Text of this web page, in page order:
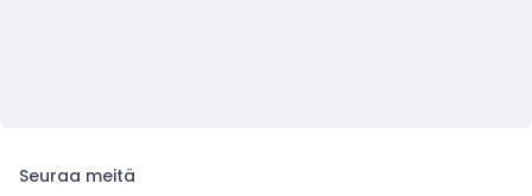
Seuraa meitä